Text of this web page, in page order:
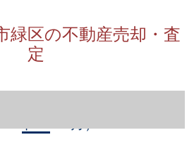
緑区の不動産売却・査
定